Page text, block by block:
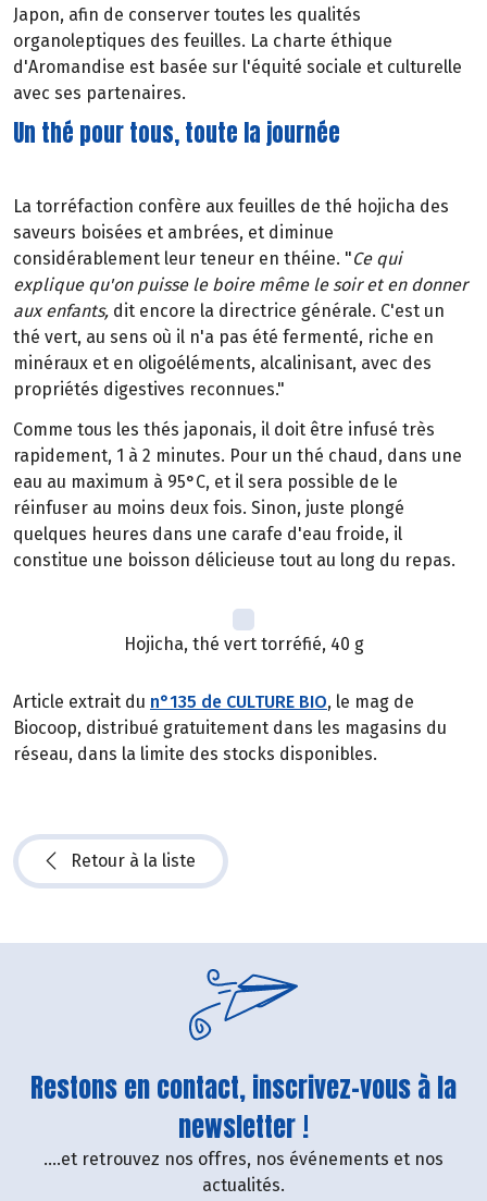
Japon, afin de conserver toutes les qualités
organoleptiques des feuilles. La charte éthique
d'Aromandise est basée sur l'équité sociale et culturelle
avec ses partenaires.
Un thé pour tous, toute la journée
La torréfaction confère aux feuilles de thé hojicha des
saveurs boisées et ambrées, et diminue
considérablement leur teneur en théine. "Ce qui
explique qu'on puisse le boire même le soir et en donner
aux enfants, dit encore la directrice générale. C'est un
thé vert, au sens où il n'a pas été fermenté, riche en
minéraux et en oligoéléments, alcalinisant, avec des
propriétés digestives reconnues."
Comme tous les thés japonais, il doit être infusé très
rapidement, 1 à 2 minutes. Pour un thé chaud, dans une
eau au maximum à 95°C, et il sera possible de le
réinfuser au moins deux fois. Sinon, juste plongé
quelques heures dans une carafe d'eau froide, il
constitue une boisson délicieuse tout au long du repas.
Hojicha, thé vert torréfié, 40 g
Article extrait du n°135 de CULTURE BIO, le mag de
Biocoop, distribué gratuitement dans les magasins du
réseau, dans la limite des stocks disponibles.
Retour à la liste
Restons en contact, inscrivez-vous à la
newsletter !
....et retrouvez nos offres, nos événements et nos
actualités.